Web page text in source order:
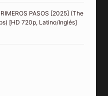
PASOS [2025] (The
[HD 720p, Latino/Inglés]